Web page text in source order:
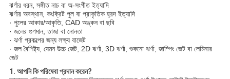
ঝর্ণার ধরন, সঙ্গীত নাচ বা অ-সংগীত ইত্যাদি
ঝর্ণার অবস্থান, কংক্রিট পুল বা প্রাকৃতিক হ্রদ ইত্যাদি
· পুলের আকার/আকৃতি, CAD অঙ্কন বা ছবি
· জলের গুণমান, তাজা বা নোনতা
· ঝর্ণা প্রকল্পের জন্য লক্ষ্য বাজেট
· জল বৈশিষ্ট্য, যেমন উচ্চ জেট, 2D ঝর্ণা, 3D ঝর্ণা, শুকনো ঝর্ণা, জাম্পিং জেট বা লেমিনার
জেট
1. আপনি কি পরিষেবা প্রদান করেন?